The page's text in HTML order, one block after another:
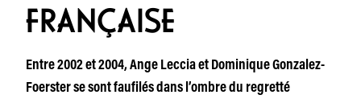
FRANÇAISE
Entre 2002 et 2004, Ange Leccia et Dominique Gonzalez-
Foerster se sont faufilés dans l’ombre du regretté